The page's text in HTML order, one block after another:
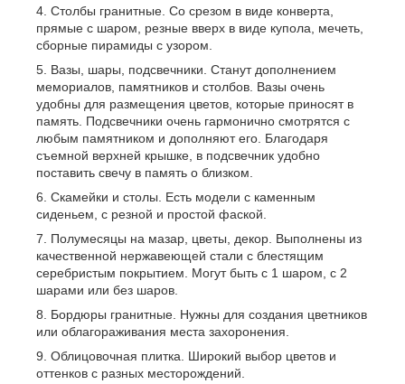
Столбы гранитные. Со срезом в виде конверта,
прямые с шаром, резные вверх в виде купола, мечеть,
сборные пирамиды с узором.
Вазы, шары, подсвечники. Станут дополнением
мемориалов, памятников и столбов. Вазы очень
удобны для размещения цветов, которые приносят в
память. Подсвечники очень гармонично смотрятся с
любым памятником и дополняют его. Благодаря
съемной верхней крышке, в подсвечник удобно
поставить свечу в память о близком.
Скамейки и столы. Есть модели с каменным
сиденьем, с резной и простой фаской.
Полумесяцы на мазар, цветы, декор. Выполнены из
качественной нержавеющей стали с блестящим
серебристым покрытием. Могут быть с 1 шаром, с 2
шарами или без шаров.
Бордюры гранитные. Нужны для создания цветников
или облагораживания места захоронения.
Облицовочная плитка. Широкий выбор цветов и
оттенков с разных месторождений.